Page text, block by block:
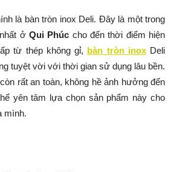
là bàn tròn inox Deli. Đây là một trong
ởQui Phúc cho đến thời điểm hiện
từ thép không gỉ, bàn tròn inoxDeli
tuyệt vời với thời gian sử dụng lâu bền.
rất an toàn, không hề ảnh hưởng đến
yên tâm lựa chọn sản phẩm này cho
mình.